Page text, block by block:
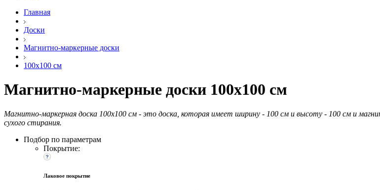
Главная
Доски
Магнитно-маркерные доски
100х100 см
Магнитно-маркерные доски 100х100 см
Магнитно-маркерная доска 100х100 см - это доска, которая имеет ширину - 100 см и высоту - 100 см и
сухого стирания.
Подбор по параметрам
Покрытие:
Лаковое покрытие